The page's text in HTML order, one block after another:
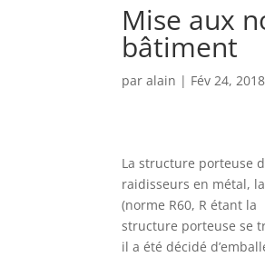
Mise aux
bâtiment
paralain | Fév 24, 2018
La structure porteuse
raidisseurs en métal,
(norme R60, R étant
structure porteuse se
il a été décidé